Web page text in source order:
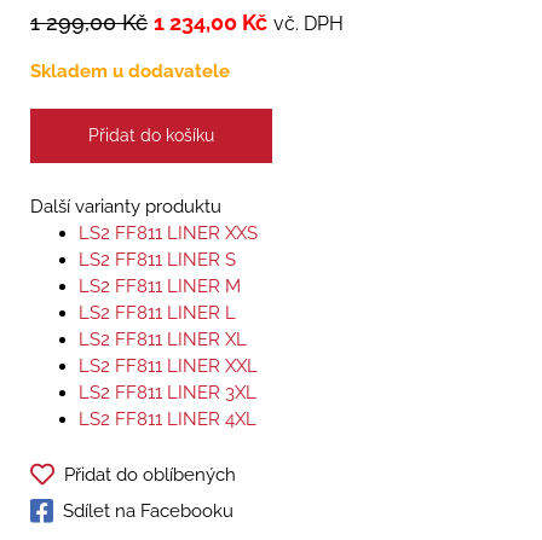
1 299,00Kč 1 234,00 Kč vč. DPH
Skladem u dodavatele
Přidat do košíku
Další varianty produktu
LS2 FF811 LINER XXS
LS2 FF811 LINER S
LS2 FF811 LINER M
LS2 FF811 LINER L
LS2 FF811 LINER XL
LS2 FF811 LINER XXL
LS2 FF811 LINER 3XL
LS2 FF811 LINER 4XL
Přidat do oblíbených
Sdílet na Facebooku